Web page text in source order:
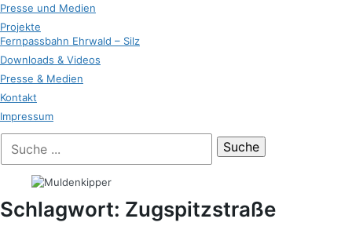
Presse und Medien
Projekte
Fernpassbahn Ehrwald – Silz
Downloads & Videos
Presse & Medien
Kontakt
Impressum
der
Suche
nach:
Schlagwort: Zugspitzstraße